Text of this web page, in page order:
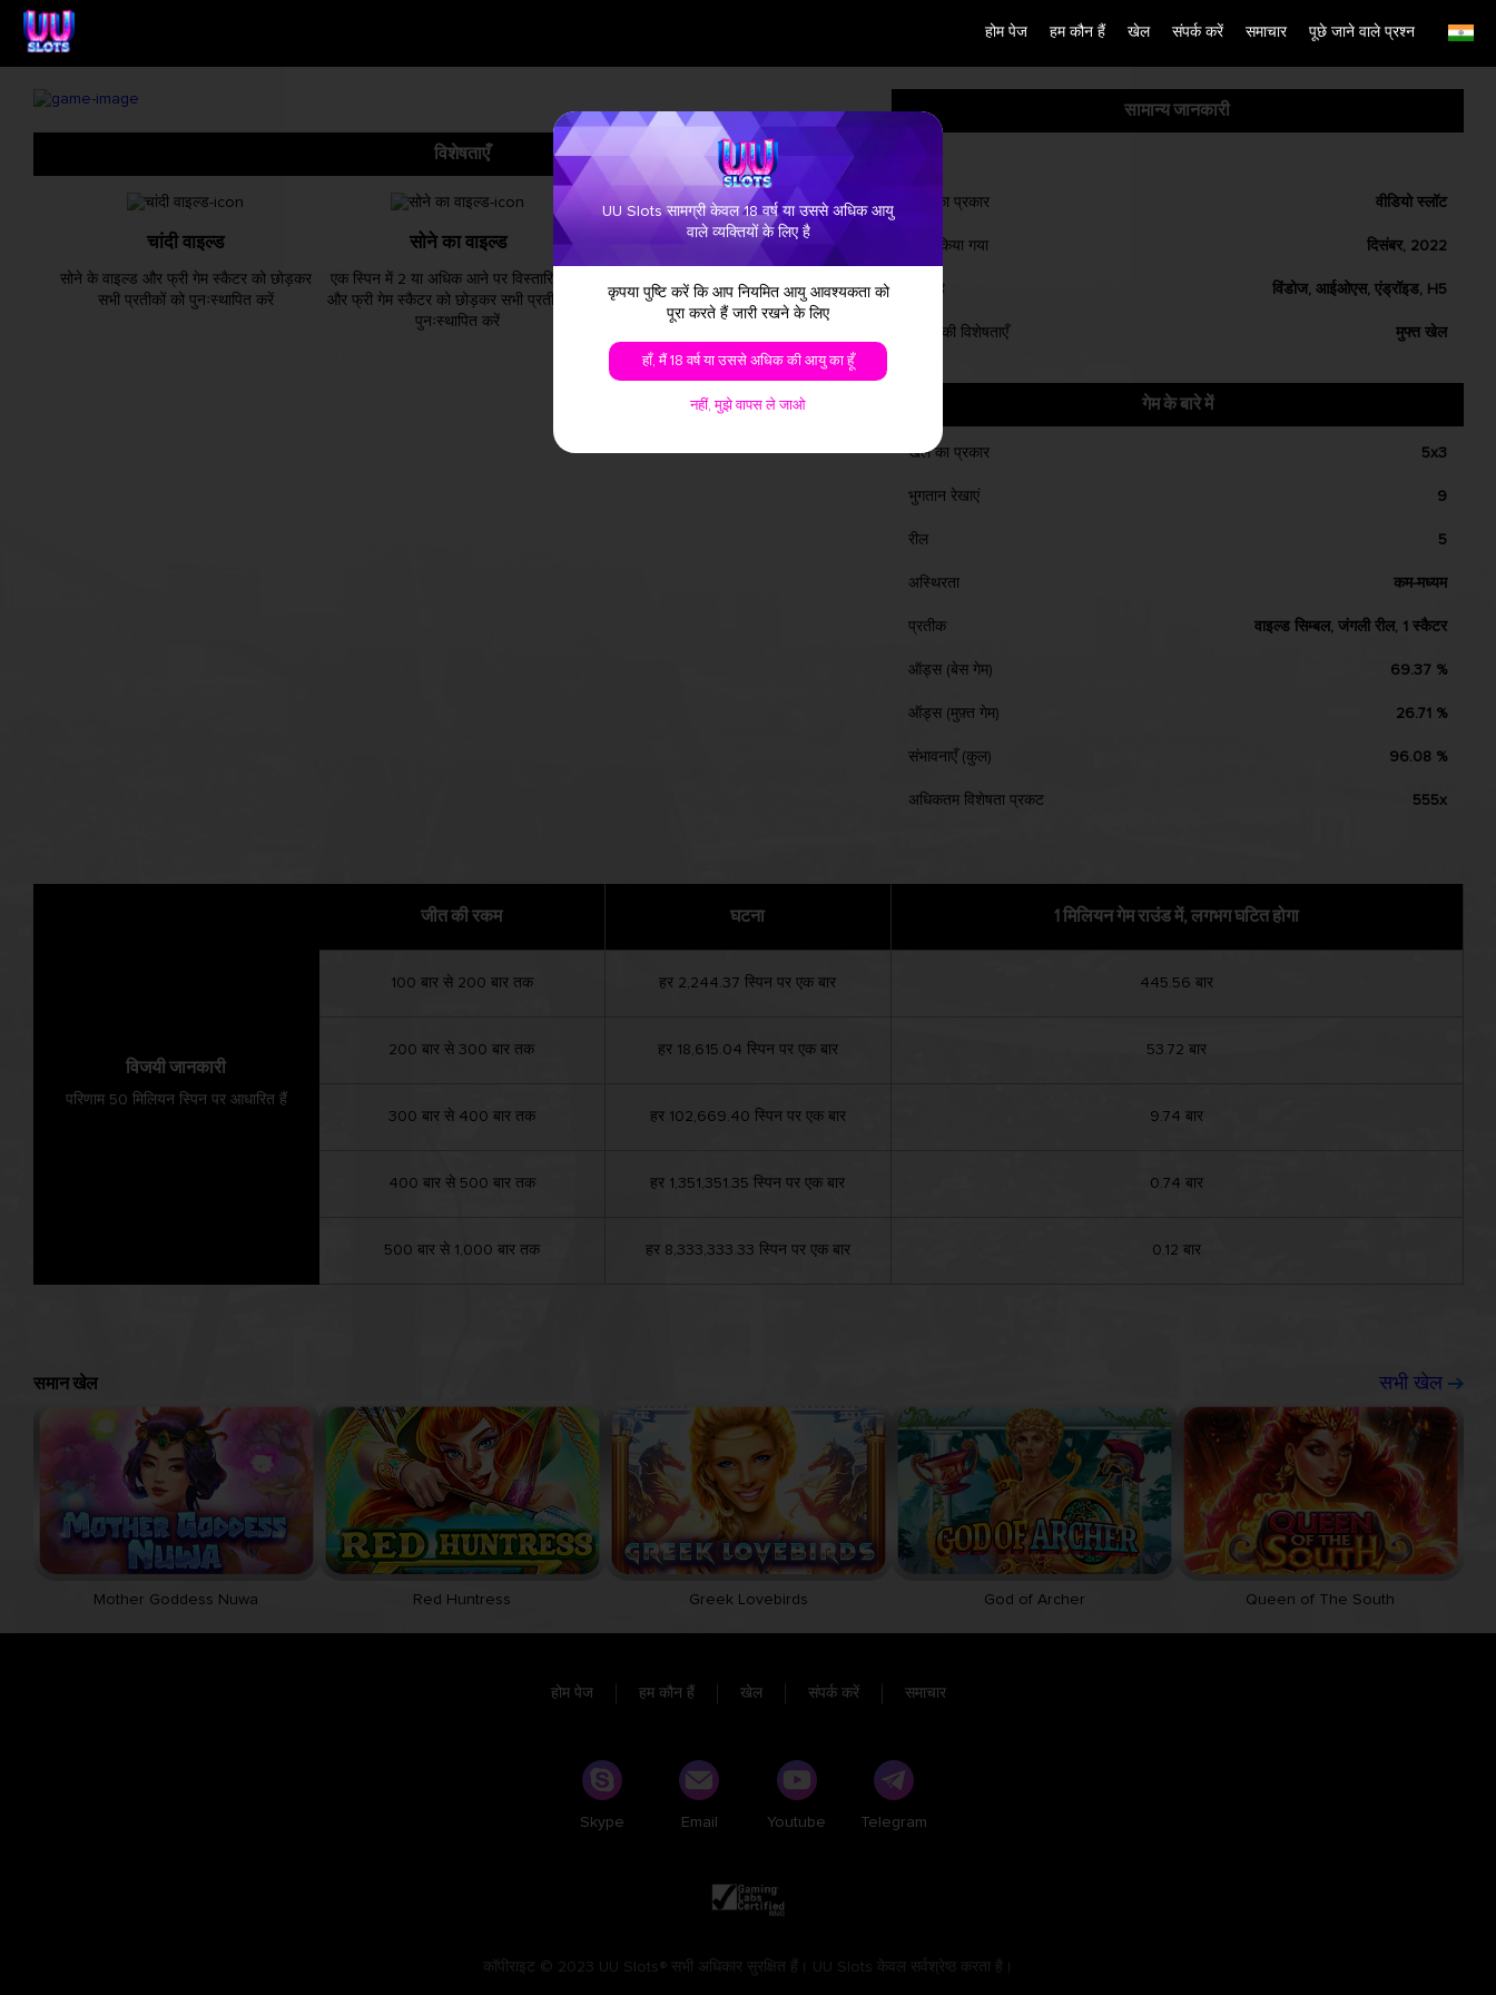
होम पेज हम कौन हैं खेल संपर्क करें समाचार पूछे जाने वाले प्रश्न
Traditional Chinese
Phillipines
Korean
Cambodia
Burmese
विशेषताएँ
चांदी वाइल्ड
सोने के वाइल्ड और फ्री गेम स्कैटर को छोड़कर
सभी प्रतीकों को पुनःस्थापित करें
सोने का वाइल्ड
एक स्पिन में 2 या अधिक आने पर विस्तारित करें
और फ्री गेम स्कैटर को छोड़कर सभी प्रतीकों को
पुनःस्थापित करें
मुफ्त खेल
ट्रिगर करते हैं
सामान्य जानकारी
खेल का प्रकार वीडियो स्लॉट
जारी किया गया दिसंबर, 2022
जारी है विंडोज, आईओएस, एंड्रॉइड, H5
गेमप्ले की विशेषताएँ मुफ्त खेल
गेम के बारे में
खेल का प्रकार 5x3
भुगतान रेखाएं 9
रील 5
अस्थिरता कम-मध्यम
प्रतीक वाइल्ड सिम्बल, जंगली रील, 1 स्कैटर
ऑड्स (बेस गेम) 69.37 %
ऑड्स (मुफ़्त गेम) 26.71 %
संभावनाएँ (कुल) 96.08 %
अधिकतम विशेषता प्रकट 555x
विजयी जानकारी
परिणाम 50 मिलियन स्पिन पर आधारित हैं
जीत की रकम
100 बार से 200 बार तक
200 बार से 300 बार तक
300 बार से 400 बार तक
400 बार से 500 बार तक
500 बार से 1,000 बार तक
घटना
हर 2,244.37 स्पिन पर एक बार
हर 18,615.04 स्पिन पर एक बार
हर 102,669.40 स्पिन पर एक बार
हर 1,351,351.35 स्पिन पर एक बार
हर 8,333,333.33 स्पिन पर एक बार
1 मिलियन गेम राउंड में, लगभग घटित होगा
445.56 बार
53.72 बार
9.74 बार
0.74 बार
0.12 बार
समान खेल सभी खेल
Mother Goddess Nuwa Red Huntress Greek Lovebirds God of Archer Queen of The South
होम पेज हम कौन हैं खेल संपर्क करें समाचार
Skype Email Youtube Telegram
कॉपीराइट © 2023 UU Slots® सभी अधिकार सुरक्षित हैं। UU Slots केवल सर्वश्रेष्ठ करता है।
UU Slots सामग्री केवल 18 वर्ष या उससे अधिक आयु
वाले व्यक्तियों के लिए है
कृपया पुष्टि करें कि आप नियमित आयु आवश्यकता को
पूरा करते हैं जारी रखने के लिए
हाँ, मैं 18 वर्ष या उससे अधिक की आयु का हूँ
नहीं, मुझे वापस ले जाओ